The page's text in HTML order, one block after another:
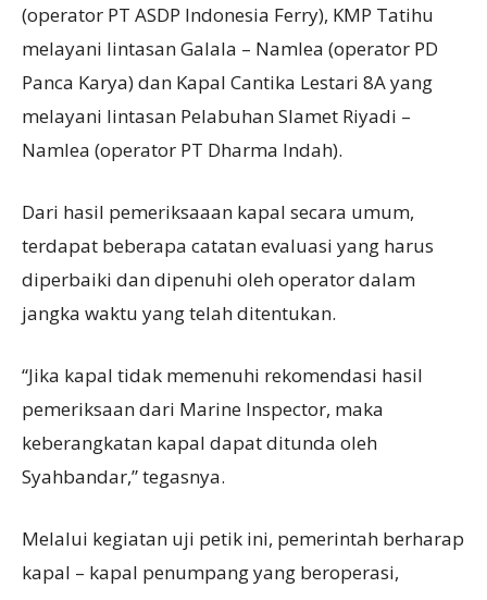
(operator PT ASDP Indonesia Ferry), KMP Tatihu
melayani lintasan Galala – Namlea (operator PD
Panca Karya) dan Kapal Cantika Lestari 8A yang
melayani lintasan Pelabuhan Slamet Riyadi –
Namlea (operator PT Dharma Indah).
Dari hasil pemeriksaaan kapal secara umum,
terdapat beberapa catatan evaluasi yang harus
diperbaiki dan dipenuhi oleh operator dalam
jangka waktu yang telah ditentukan.
“Jika kapal tidak memenuhi rekomendasi hasil
pemeriksaan dari Marine Inspector, maka
keberangkatan kapal dapat ditunda oleh
Syahbandar,” tegasnya.
Melalui kegiatan uji petik ini, pemerintah berharap
kapal – kapal penumpang yang beroperasi,